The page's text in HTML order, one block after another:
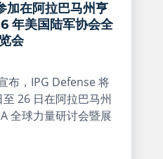
在阿拉巴马州亨
年美国陆军协会全
会
布，IPG Defense 将
26 日在阿拉巴马州
全球力量研讨会暨展